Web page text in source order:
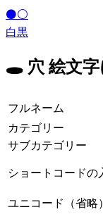
⚫⚪
白黒
🕳️ 穴 絵文字
フルネーム
カテゴリー
サブカテゴリー
ショートコードの
ユニコード（省略）